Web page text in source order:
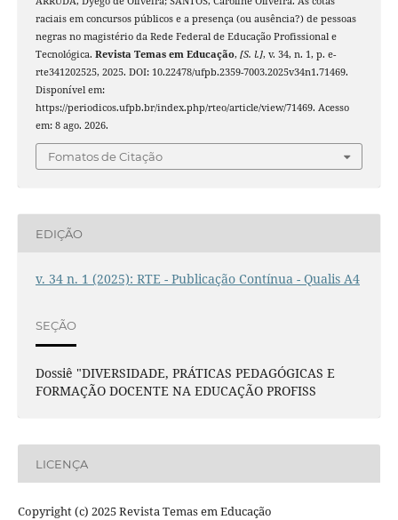
raciais em concursos públicos e a presença (ou ausência?) de pessoas
negras no magistério da Rede Federal de Educação Profissional e
Tecnológica. Revista Temas em Educação, [S. l.], v. 34, n. 1, p. e-
rte341202525, 2025. DOI: 10.22478/ufpb.2359-7003.2025v34n1.71469.
Disponível em:
https://periodicos.ufpb.br/index.php/rteo/article/view/71469. Acesso
em: 8 ago. 2026.
Fomatos de Citação
EDIÇÃO
v. 34 n. 1 (2025): RTE - Publicação Contínua - Qualis A4
SEÇÃO
Dossiê "DIVERSIDADE, PRÁTICAS PEDAGÓGICAS E
FORMAÇÃO DOCENTE NA EDUCAÇÃO PROFISS
LICENÇA
Copyright (c) 2025 Revista Temas em Educação